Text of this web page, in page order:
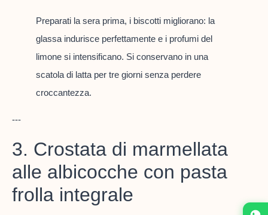
Preparati la sera prima, i biscotti migliorano: la
glassa indurisce perfettamente e i profumi del
limone si intensificano. Si conservano in una
scatola di latta per tre giorni senza perdere
croccantezza.
---
3. Crostata di marmellata
alle albicocche con pasta
frolla integrale